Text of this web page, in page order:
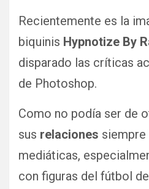
Recientemente es la
biquinis Hypnotize By
disparado las críticas
de Photoshop.
Como no podía ser de
sus relaciones siempre
mediáticas,
con figuras del fútbol